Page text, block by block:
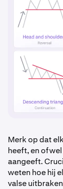
Merk op dat
heeft, en
aangeeft.
weten hoe hij
valse